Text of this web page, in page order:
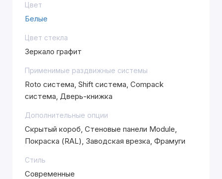
Цвет
Белые
Цвет стекла
Зеркало графит
Применимые раздвижные системы
Roto система, Shift система, Compack
система, Дверь-книжка
Дополнительные опции
Скрытый короб, Стеновые панели Module,
Покраска (RAL), Заводская врезка, Фрамуги
Стиль
Современные